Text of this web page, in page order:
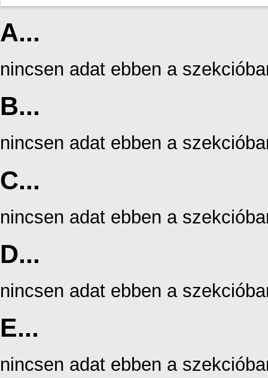
A...
nincsen adat ebben a
B...
nincsen adat ebben a
C...
nincsen adat ebben a
D...
nincsen adat ebben a
E...
nincsen adat ebben a